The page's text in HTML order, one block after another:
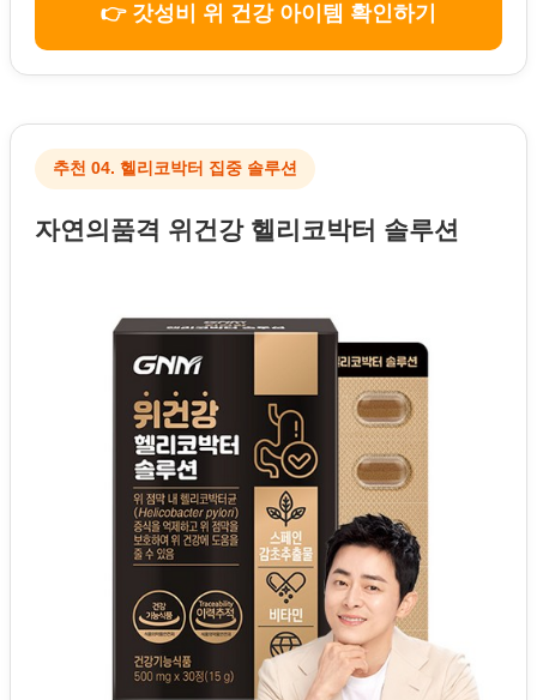
👉 갓성비 위 건강 아이템 확인하기
추천 04. 헬리코박터 집중 솔루션
자연의품격 위건강 헬리코박터 솔루션